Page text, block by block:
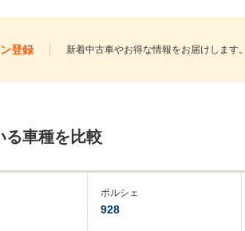
登録 新着中古車やお得な情報をお届けします
る車種を比較
ポルシェ
928